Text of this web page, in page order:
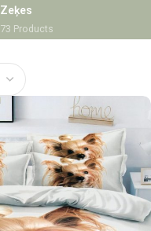
Zeķes
73 Products